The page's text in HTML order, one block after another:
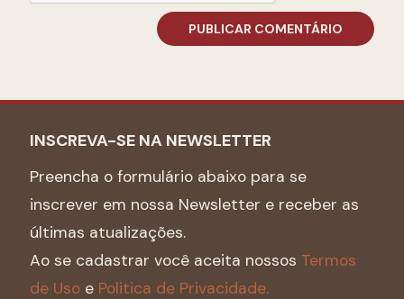
INSCREVA-SE NA NEWSLETTER
Preencha o formulário abaixo para se
inscrever em nossa Newsletter e receber as
últimas atualizações.
Ao se cadastrar você aceita nossos Termos
de Uso e Politica de Privacidade.